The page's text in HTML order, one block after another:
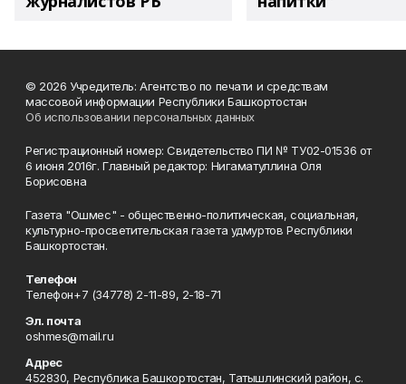
© 2026 Учредитель: Агентство по печати и средствам
массовой информации Республики Башкортостан
Об использовании персональных данных
Регистрационный номер: Свидетельство ПИ № ТУ02-01536 от
6 июня 2016г. Главный редактор: Нигаматуллина Оля
Борисовна
Газета "Ошмес" - общественно-политическая, социальная,
культурно-просветительская газета удмуртов Республики
Башкортостан.
Телефон
Телефон+7 (34778) 2-11-89, 2-18-71
Эл. почта
oshmes@mail.ru
Адрес
452830, Республика Башкортостан, Татышлинский район, с.